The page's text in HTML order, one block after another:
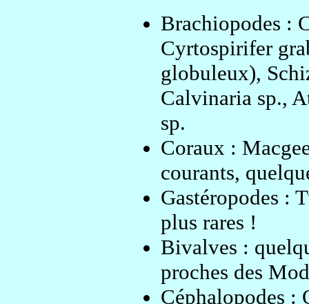
Brachiopodes :
Cyrtospirifer
globuleux),
Calvinaria sp.,
sp.
Coraux :
courants,
Gastéropodes :
plus rares !
Bivalves :
proches des
Céphalopodes :